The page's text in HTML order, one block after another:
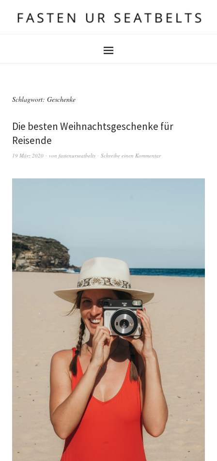
Schlagwort: Geschenke
Die besten Weihnachtsgeschenke für
Reisende
19 März 2020 von fastenurseatbelts Schreibe einen Kommentar